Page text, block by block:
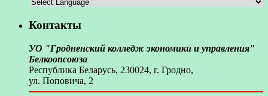
Контакты
УО "Гродненский колледж экономики и управления"
Белкоопсоюза
Республика Беларусь, 230024, г. Гродно,
ул. Поповича, 2